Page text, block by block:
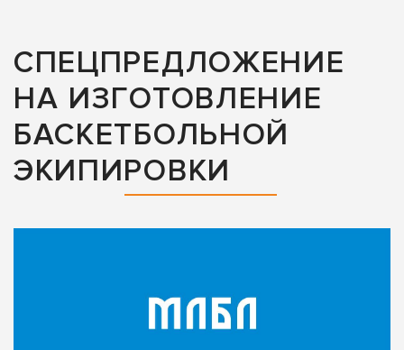
СПЕЦПРЕДЛОЖЕНИЕ
НА ИЗГОТОВЛЕНИЕ
БАСКЕТБОЛЬНОЙ
ЭКИПИРОВКИ